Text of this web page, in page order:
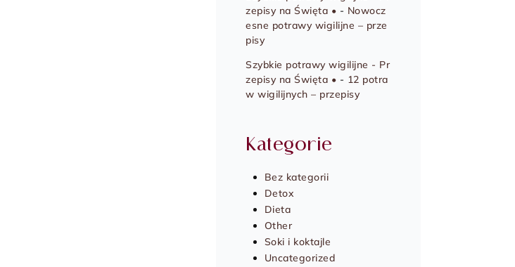
zepisy na Święta • - Nowocz
esne potrawy wigilijne – prze
pisy
Szybkie potrawy wigilijne - Pr
zepisy na Święta • - 12 potra
w wigilijnych – przepisy
Kategorie
Bez kategorii
Detox
Dieta
Other
Soki i koktajle
Uncategorized